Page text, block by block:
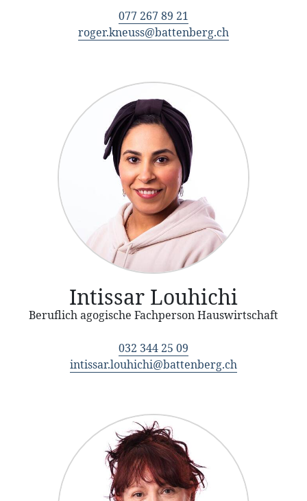
077 267 89 21
roger.kneuss@battenberg.ch
Intissar Louhichi
Beruflich agogische Fachperson Hauswirtschaft
032 344 25 09
intissar.louhichi@battenberg.ch